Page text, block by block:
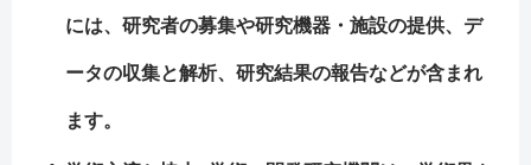
には、研究者の募集や研究機器・施設の提供、デ
ータの収集と解析、研究結果の報告などが含まれ
ます。